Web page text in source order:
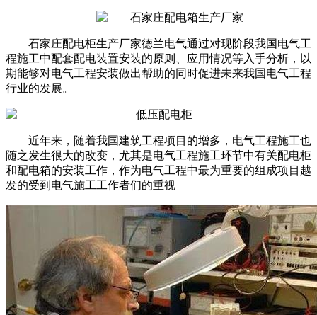
石家庄配电柜生产厂家德兰电气通过对现阶段我国电气工
程施工中配套配电装置安装的原则、应用情况等入手分析，以
期能够对电气工程安装做出帮助的同时促进未来我国电气工程
行业的发展。
近年来，随着我国建筑工程项目的增多，电气工程施工也
随之发生很大的改变，尤其是电气工程施工环节中有关配电柜
和配电箱的安装工作，作为电气工程中最为重要的组成项目越
发的受到电气施工工作者们的重视